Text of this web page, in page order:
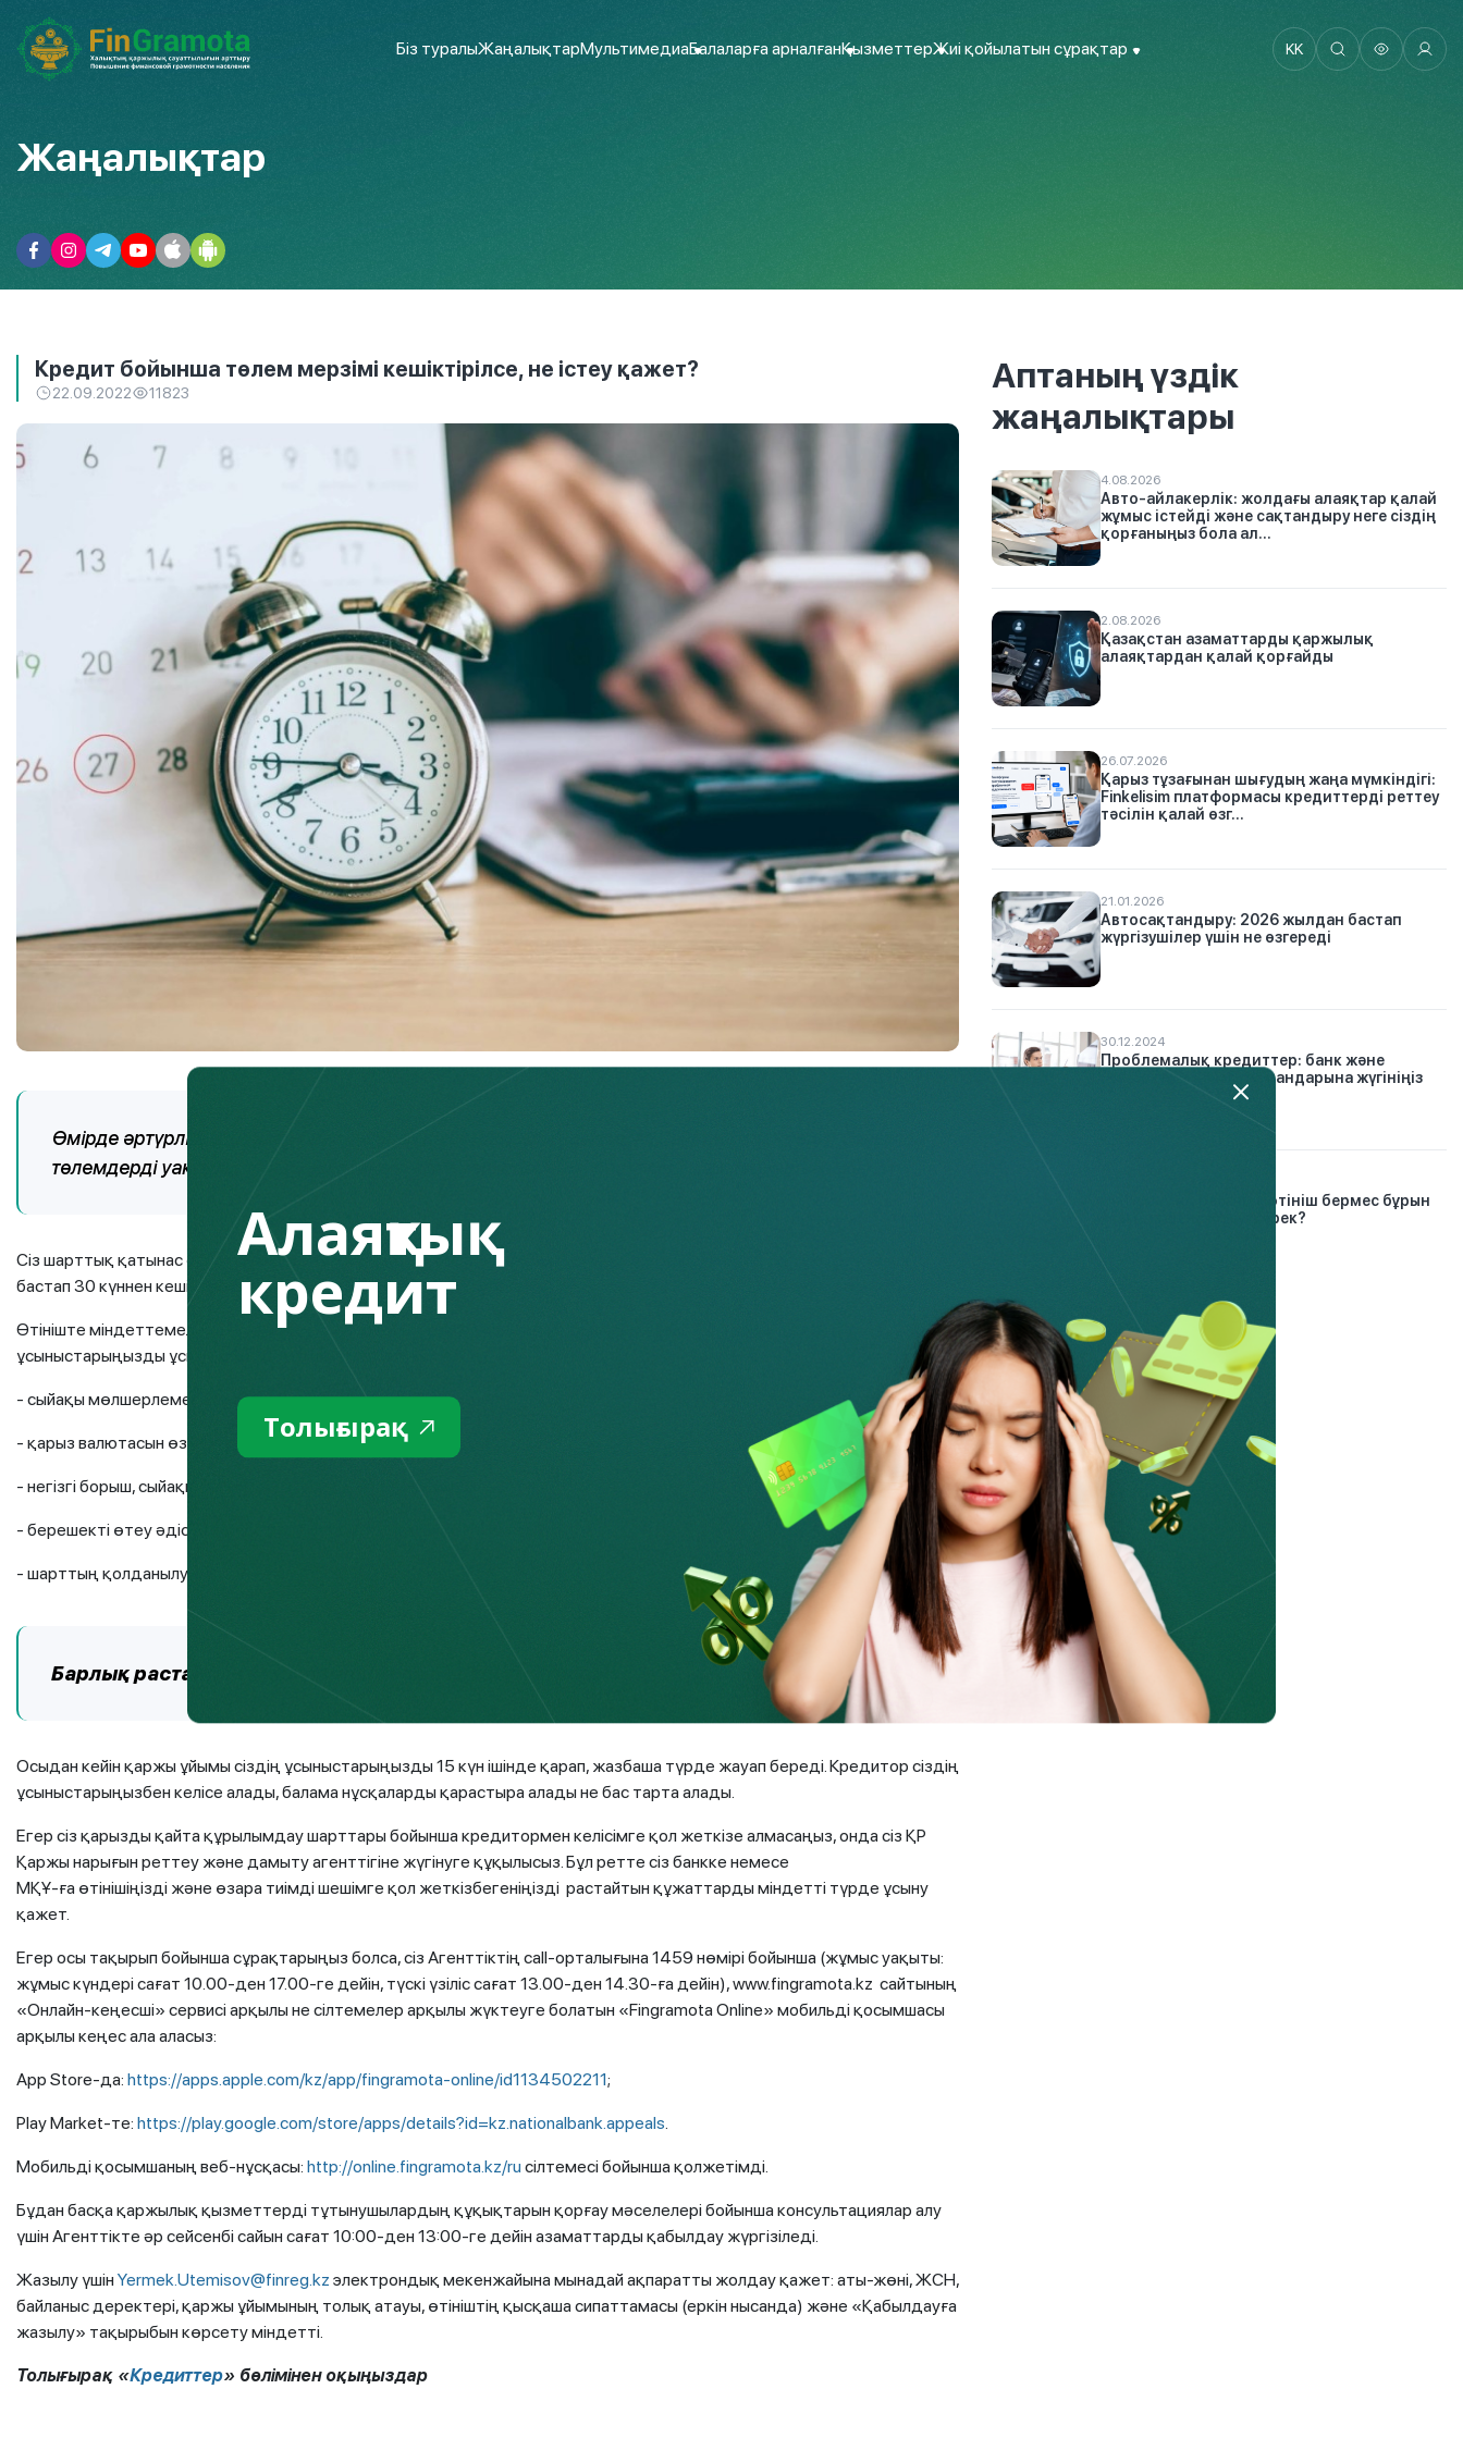
Біз туралыЖаңалықтарМультимедиаБалаларға арналғанҚызметтерЖиі қойылатын сұрақтар KK
Жаңалықтар
Кредит бойынша төлем мерзімі кешіктірілсе, не істеу қажет?
22.09.2022 11823
Өмірде әртүрлі жағдайлар болады. Егер қаржылық қиындықтарға байланысты кредит бойынша
төлемдерді уақтылы төлей алмасаңыз және кешіктірсеңіз, бастысы – заң аясында әрекет ету.
Сіз шарттық қатынас орнатқан кредиттік ұйымға ресми өтініш жазыңыз. Мұны төлем мерзімі кешіктірілген күннен
бастап 30 күннен кешіктірмей жасау керек.
Өтініште міндеттемелердің орындалмау себебін көрсету және шарт талаптарын өзгерту бойынша өз
ұсыныстарыңызды ұсыну қажет. Бұл мыналар болуы мүмкін:
- сыйақы мөлшерлемесін азайту;
- қарыз валютасын өзгерту;
- негізгі борыш, сыйақы бойынша төлемді кейінге қалдыру;
- берешекті өтеу әдісін немесе берешекті өтеу кезектілігін өзгерту;
- шарттың қолданылу мерзімін өзгерту және басқалар.
Барлық растайтын құжаттарды қоса беруді ұмытпаңыз!
Осыдан кейін қаржы ұйымы сіздің ұсыныстарыңызды 15 күн ішінде қарап, жазбаша түрде жауап береді. Кредитор сіздің
ұсыныстарыңызбен келісе алады, балама нұсқаларды қарастыра алады не бас тарта алады.
Егер сіз қарызды қайта құрылымдау шарттары бойынша кредитормен келісімге қол жеткізе алмасаңыз, онда сіз ҚР
Қаржы нарығын реттеу және дамыту агенттігіне жүгінуге құқылысыз. Бұл ретте сіз банкке немесе
МҚҰ-ға өтінішіңізді және өзара тиімді шешімге қол жеткізбегеніңізді растайтын құжаттарды міндетті түрде ұсыну
қажет.
Егер осы тақырып бойынша сұрақтарыңыз болса, сіз Агенттіктің call-орталығына 1459 нөмірі бойынша (жұмыс уақыты:
жұмыс күндері сағат 10.00-ден 17.00-ге дейін, түскі үзіліс сағат 13.00-ден 14.30-ға дейін), www.fingramota.kz сайтының
«Онлайн-кеңесші» сервисі арқылы не сілтемелер арқылы жүктеуге болатын «Fingramota Online» мобильді қосымшасы
арқылы кеңес ала аласыз:
App Store-да: https://apps.apple.com/kz/app/fingramota-online/id1134502211;
Play Market-те: https://play.google.com/store/apps/details?id=kz.nationalbank.appeals
Мобильді қосымшаның веб-нұсқасы: http://online.fingramota.kz/ru сілтемесі бойынша қолжетімді.
Бұдан басқа қаржылық қызметтерді тұтынушылардың құқықтарын қорғау мәселелері бойынша консультациялар алу
үшін Агенттікте әр сейсенбі сайын сағат 10:00-ден 13:00-ге дейін азаматтарды қабылдау жүргізіледі.
Жазылу үшін Yermek.Utemisov@finreg.kz электрондық мекенжайына мынадай ақпаратты жолдау қажет: аты-жөні, ЖСН,
байланыс деректері, қаржы ұйымының толық атауы, өтініштің қысқаша сипаттамасы (еркін нысанда) және «Қабылдауға
жазылу» тақырыбын көрсету міндетті.
Толығырақ «Кредиттер» бөлімінен оқыңыздар
Аптаның үздік
жаңалықтары
4.08.2026
Авто-айлакерлік: жолдағы алаяқтар қалай
жұмыс істейді және сақтандыру неге сіздің
қорғаныңыз бола ал...
2.08.2026
Қазақстан азаматтарды қаржылық
алаяқтардан қалай қорғайды
26.07.2026
Қарыз тұзағынан шығудың жаңа мүмкіндігі:
Finkelisim платформасы кредиттерді реттеу
тәсілін қалай өзг...
21.01.2026
Автосақтандыру: 2026 жылдан бастап
жүргізушілер үшін не өзгереді
30.12.2024
Проблемалық кредиттер: банк және
микроқаржы омбудсмандарына жүгініңіз
Банкроттық рәсіміне өтініш бермес бұрын
азаматтар не істеуі керек?
Алаяқтық
кредит
Толығырақ